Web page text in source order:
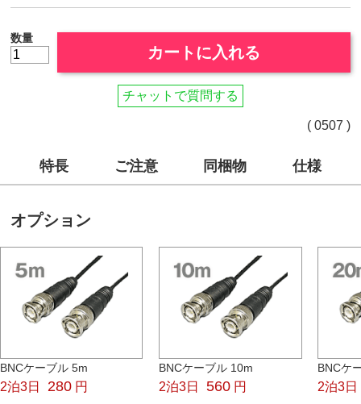
数量
カートに入れる
チャットで質問する
( 0507 )
特長 ご注意 同梱物 仕様
オプション
BNCケーブル 5m
2泊3日 280 円
BNCケーブル 10m
2泊3日 560 円
BNCケ
2泊3日